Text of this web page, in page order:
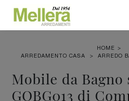
HOME >
ARREDAMENTO CASA
> ARREDO
Mobile da Bagno
GOBG013 di